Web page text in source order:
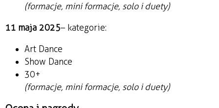
(formacje, mini formacje, solo i duety)
11 maja 2025– kategorie:
Art Dance
Show Dance
30+
(formacje, mini formacje, solo i duety)